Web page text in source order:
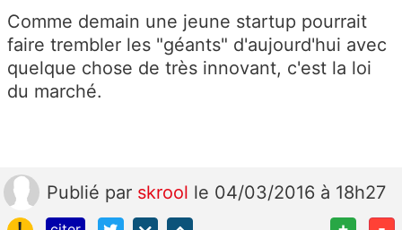
Comme demain une jeune startup pourrait
faire trembler les "géants" d'aujourd'hui avec
quelque chose de très innovant, c'est la loi
du marché.
Publié par skrool le 04/03/2016 à 18h27